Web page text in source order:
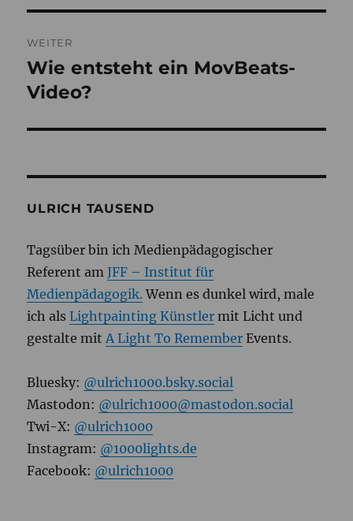
WEITER
Nächster
Beitrag:
Wie entsteht ein MovBeats-
Video?
ULRICH TAUSEND
Tagsüber bin ich Medienpädagogischer
Referent amJFF – Institut für
Medienpädagogik. Wenn es dunkel wird, male
ich alsLightpainting Künstler mit Licht und
gestalte mitA Light To Remember Events.
Bluesky: @ulrich1000.bsky.social
Mastodon: @ulrich1000@mastodon.social
Twi-X: @ulrich1000
Instagram: @1000lights.de
Facebook: @ulrich1000